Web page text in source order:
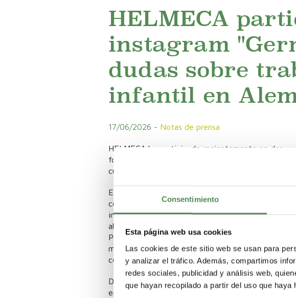
Consentimiento
Esta página web usa cookies
Las cookies de este sitio web se usan para
y analizar el tráfico. Además, compartimos
redes sociales, publicidad y análisis web,
que hayan recopilado a partir del uso que haya
HELMECA
instagram
dudas sobre
infantil en
17/06/2026 - Notas de prensa
HELMECA ha participado recientemente en dos
formato
, un espacio
cultura.
En estas conversaciones participaron
coordinador de selección de HELMECA. Ambos
interesadas en desarrollar su carrera profesional
al país, la vivienda, el acompañamiento durante el
Programa HELMECA a estudiantes y
mensajes principales fue claro: no es necesario
con actitud, constancia y disposición para
Durante los directos también se destacó el papel
en los trámites, orientación antes y después de la